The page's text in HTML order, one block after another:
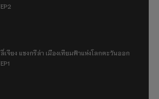
EP2
ลี่เจียง แชงกรีล่า เมืองเทียมฟ้าแห่งโลกตะวันออก
EP1